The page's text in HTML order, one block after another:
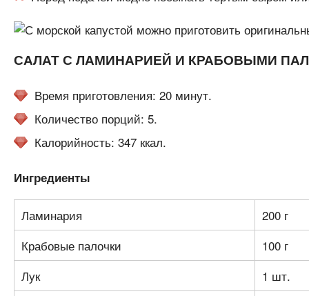
САЛАТ С ЛАМИНАРИЕЙ И КРАБОВЫМИ
Время приготовления: 20 минут.
Количество порций: 5.
Калорийность: 347 ккал.
Ингредиенты
Ламинария
200 г
Крабовые палочки
100 г
Лук
1 шт.